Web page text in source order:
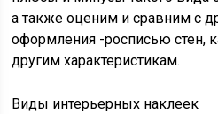
а также оценим и сравним с
оформления -росписью стен,
другим характеристикам.
Виды интерьерных наклеек